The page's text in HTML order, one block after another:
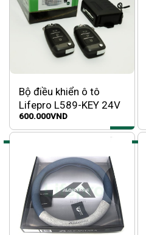
Bộ điều khiển ô tô
Lifepro L589-KEY 24V
600.000VND